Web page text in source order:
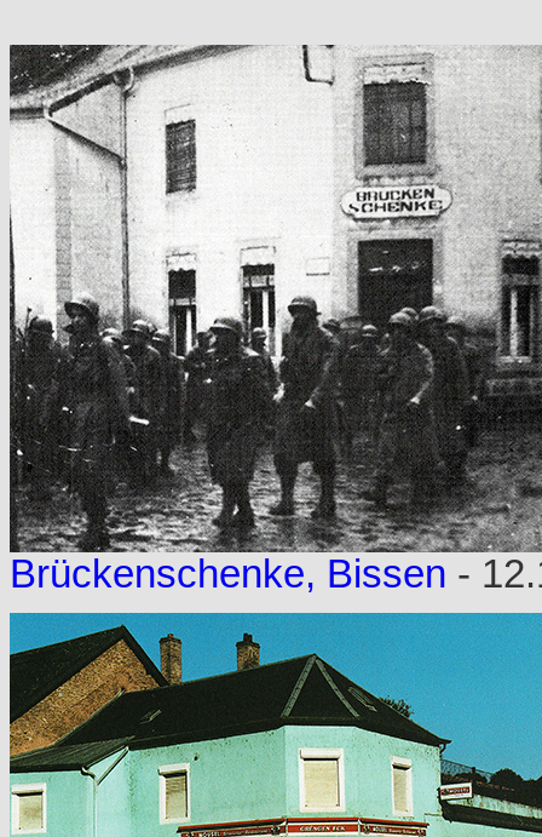
Brückenschenke, Bissen -